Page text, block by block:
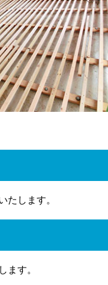
します。
ます。